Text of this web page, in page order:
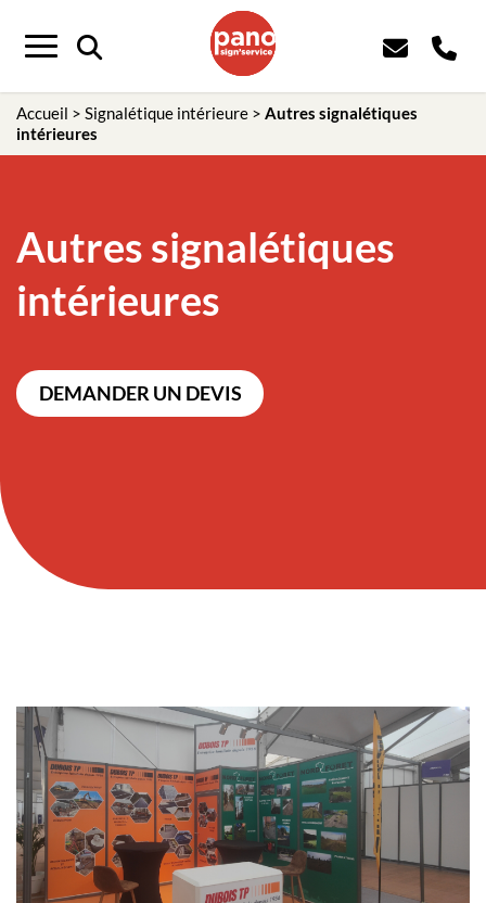
Menu
Accueil > Signalétique intérieure > Autres signalétiques
intérieures
Autres signalétiques
intérieures
DEMANDER UN DEVIS
Panneau de gestion des cookies